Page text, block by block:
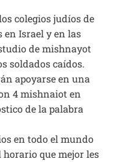
colegios judíos de
Israel y en las
de mishnayot
soldados caídos.
apoyarse en una
4 mishnaiot en
de la palabra
en todo el mundo
que mejor les